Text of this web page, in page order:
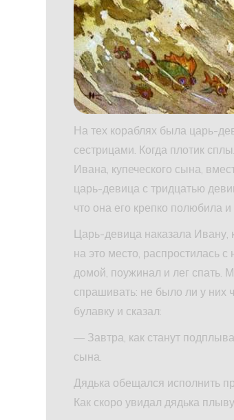
На тех кораблях была царь-
сестрицами. Когда плотик
Ивана, купеческого сына,
царь-девица с тридцатью
что она его крепко полюбила
Царь-девица наказала Ивану,
на это место, распростилась
домой, поужинал и лег спать.
спрашивать: не было ли у них
булавку и сказал:
— Завтра, как станут
сына.
Дядька обещался исполнить
Как скоро увидал дядька